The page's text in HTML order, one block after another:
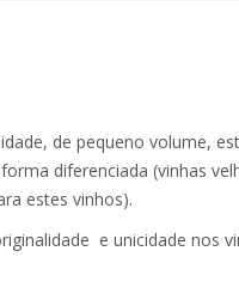
de pequeno volume,
diferenciada (vinhas
estes vinhos).
e unicidade nos